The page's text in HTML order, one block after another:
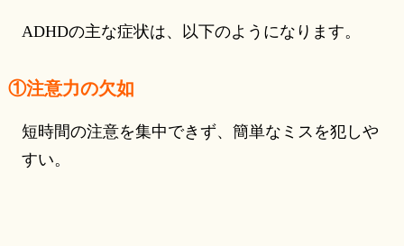
ADHDの主な症状は、以下のようになります。
①注意力の欠如
短時間の注意を集中できず、簡単なミスを犯しや
すい。